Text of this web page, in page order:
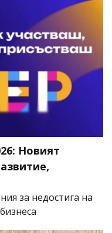
Новият
за недостига на